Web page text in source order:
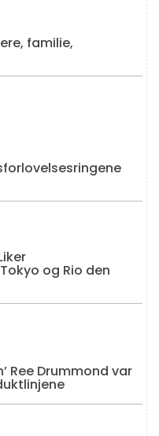
familie,
og Rio den
Ree Drummond var